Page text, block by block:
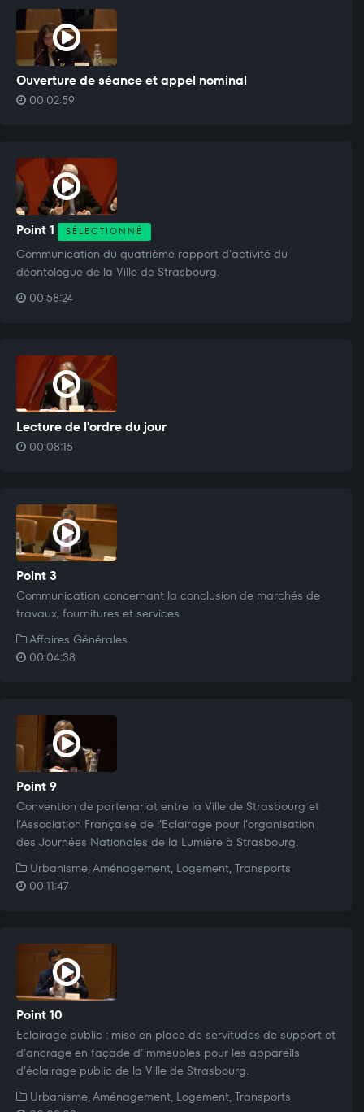
Ouverture de séance et appel nominal
00:02:59
Point 1 SÉLECTIONNÉ
Communication du quatrième rapport d'activité du
déontologue de la Ville de Strasbourg.
00:58:24
Lecture de l'ordre du jour
00:08:15
Point 3
Communication concernant la conclusion de marchés de
travaux, fournitures et services.
Affaires Générales
00:04:38
Point 9
Convention de partenariat entre la Ville de Strasbourg et
l’Association Française de l’Eclairage pour l’organisation
des Journées Nationales de la Lumière à Strasbourg.
Urbanisme, Aménagement, Logement, Transports
00:11:47
Point 10
Eclairage public : mise en place de servitudes de support et
d’ancrage en façade d’immeubles pour les appareils
d’éclairage public de la Ville de Strasbourg.
Urbanisme, Aménagement, Logement, Transports